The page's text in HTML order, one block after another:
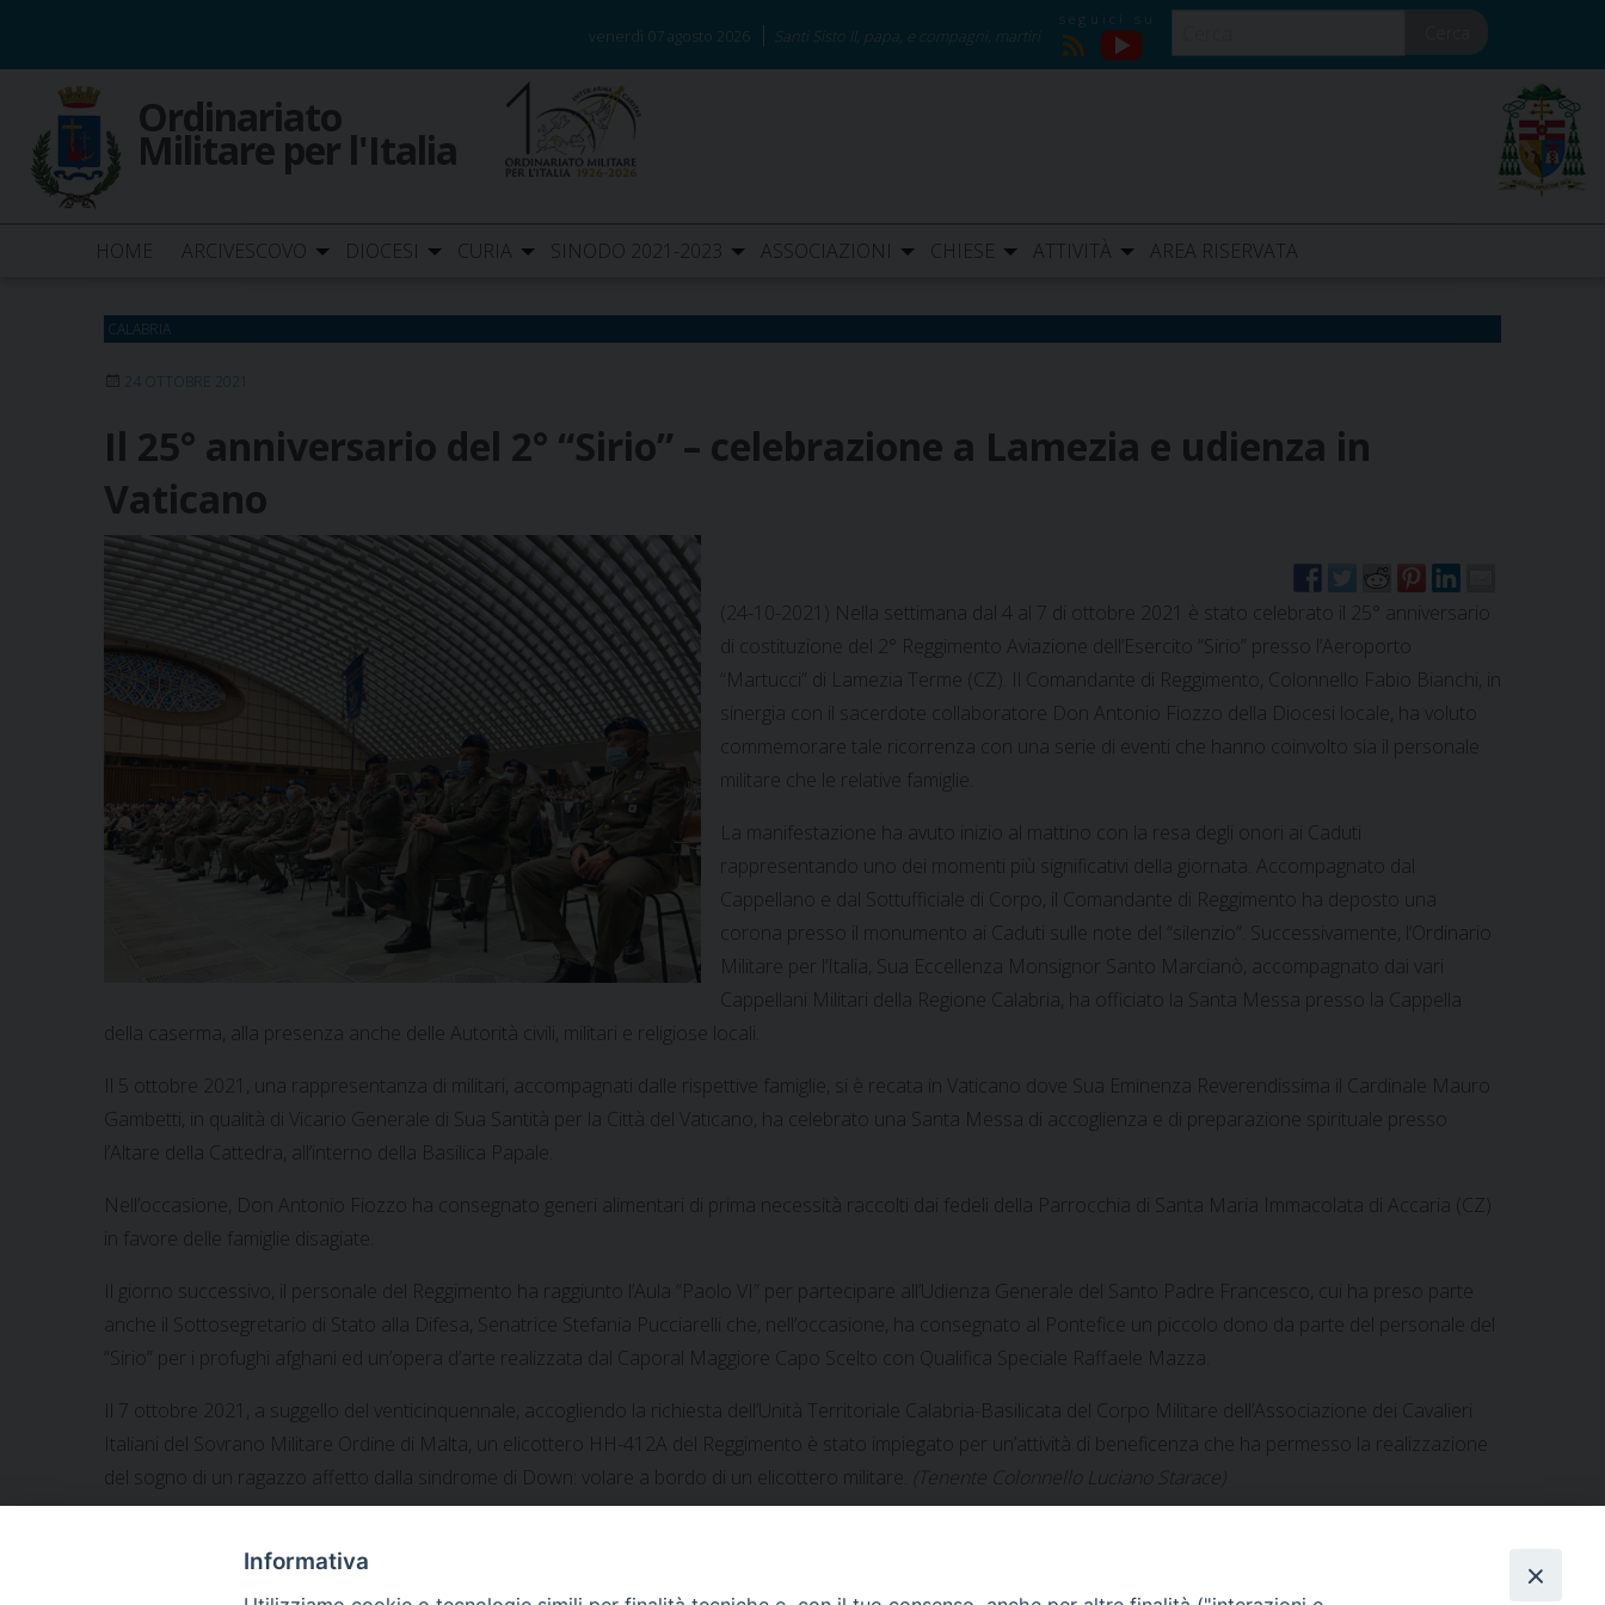
content
venerdì 07 agosto 2026 Santi Sisto II, papa, e compagni, martiri
RSS
YouTube
Ordinariato
Militare per l'Italia
HOME ARCIVESCOVO DIOCESI CURIA SINODO 2021-2023 ASSOCIAZIONI CHIESE ATTIVITÀ AREA RISERVATA
CALABRIA
24 OTTOBRE 2021
Il 25° anniversario del 2° “Sirio” – celebrazione a Lamezia e udienza in
Vaticano
(24-10-2021) Nella settimana dal 4 al 7 di ottobre 2021 è stato celebrato il 25° anniversario
di costituzione del 2° Reggimento Aviazione dell’Esercito “Sirio” presso l’Aeroporto
“Martucci” di Lamezia Terme (CZ). Il Comandante di Reggimento, Colonnello Fabio Bianchi, in
sinergia con il sacerdote collaboratore Don Antonio Fiozzo della Diocesi locale, ha voluto
commemorare tale ricorrenza con una serie di eventi che hanno coinvolto sia il personale
militare che le relative famiglie.
La manifestazione ha avuto inizio al mattino con la resa degli onori ai Caduti
rappresentando uno dei momenti più significativi della giornata. Accompagnato dal
Cappellano e dal Sottufficiale di Corpo, il Comandante di Reggimento ha deposto una
corona presso il monumento ai Caduti sulle note del “silenzio”. Successivamente, l’Ordinario
Militare per l’Italia, Sua Eccellenza Monsignor Santo Marcianò, accompagnato dai vari
Cappellani Militari della Regione Calabria, ha officiato la Santa Messa presso la Cappella
della caserma, alla presenza anche delle Autorità civili, militari e religiose locali.
Il 5 ottobre 2021, una rappresentanza di militari, accompagnati dalle rispettive famiglie, si è recata in Vaticano dove Sua Eminenza Reverendissima il Cardinale Mauro
Gambetti, in qualità di Vicario Generale di Sua Santità per la Città del Vaticano, ha celebrato una Santa Messa di accoglienza e di preparazione spirituale presso
l’Altare della Cattedra, all’interno della Basilica Papale.
Nell’occasione, Don Antonio Fiozzo ha consegnato generi alimentari di prima necessità raccolti dai fedeli della Parrocchia di Santa Maria Immacolata di Accaria (CZ)
in favore delle famiglie disagiate.
Il giorno successivo, il personale del Reggimento ha raggiunto l’Aula “Paolo VI” per partecipare all’Udienza Generale del Santo Padre Francesco, cui ha preso parte
anche il Sottosegretario di Stato alla Difesa, Senatrice Stefania Pucciarelli che, nell’occasione, ha consegnato al Pontefice un piccolo dono da parte del personale del
“Sirio” per i profughi afghani ed un’opera d’arte realizzata dal Caporal Maggiore Capo Scelto con Qualifica Speciale Raffaele Mazza.
Il 7 ottobre 2021, a suggello del venticinquennale, accogliendo la richiesta dell’Unità Territoriale Calabria-Basilicata del Corpo Militare dell’Associazione dei Cavalieri
Italiani del Sovrano Militare Ordine di Malta, un elicottero HH-412A del Reggimento è stato impiegato per un’attività di beneficenza che ha permesso la realizzazione
del sogno di un ragazzo affetto dalla sindrome di Down: volare a bordo di un elicottero militare.
(Tenente Colonnello Luciano Starace)
Informativa